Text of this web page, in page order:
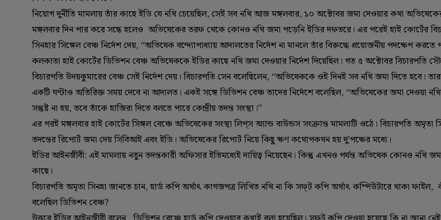
নিয়োগ দুর্নীতি মামলায় তাঁর কাছে ইডি যে নথি চেয়েছিল, সেই সব নথি আজ মঙ্গলবার, ১০ অক্টোবর জমা দেওয়ার কথা
মঙ্গলবার দিন পার করে সন্ধে হলেও অভিষেকের তরফ থেকে কোনও নথি জমা পড়েনি ইডির দফতরে। এর পরেই হাই কোর্টের
সিনহার সিঙ্গেল বেঞ্চ নির্দেশ দেয়, ‘‘অভিষেক বন্দ্যোপাধ্যায় আদালতের নির্দেশ না মানলে তাঁর বিরুদ্ধে প্রয়োজনীয় পদক্ষেপ করতে
কলকাতা হাই কোর্টের ডিভিশন বেঞ্চ অভিষেককে ইডির কাছে নথি জমা দেওয়ার নির্দেশ দিয়েছিল। গত ৫ অক্টোবর বিচারপতি
বিচারপতি উদয়কুমারের বেঞ্চ সেই নির্দেশ দেয়। বিচারপতি সেন বলেছিলেন, ‘‘অভিষেককে ওই দিনই সব নথি জমা দিতে হবে।
একটি ঘণ্টাও অতিরিক্ত সময় দেবে না আদালত। একই সঙ্গে ডিভিশন বেঞ্চ তাদের নির্দেশে বলেছিল, ‘‘অভিষেকের জমা দেওয়া
সন্তুষ্ট না হয়, তবে তাঁকে হাজিরা দিতে বলতে পারে কেন্দ্রীয় তদন্ত সংস্থা।’’
এর পরই মঙ্গলবার হাই কোর্টের সিঙ্গল বেঞ্চে অভিষেকের সংস্থা লিপ্‌স অ্যান্ড বাউন্ডস সংক্রান্ত মামলাটি ওঠে। বিচারপতি অমৃতা
তদন্তের রিপোর্ট জমা দেয় সিবিআই এবং ইডি। অভিষেকের রিপোর্ট নিয়ে কিছু ক্ষণ কথোপকথন হয় দু’পক্ষের মধ্যে।
ইডির আইনজীবী: এই মামলায় নতুন তদন্তকারী অফিসার ইতিমধ্যেই দায়িত্ব নিয়েছেন। কিন্তু এখনও পর্যন্ত অভিষেক কোনও নথি
কাছে।
বিচারপতি অমৃতা সিনহা জানতে চান, হার্ড কপি অর্থাৎ কাগজপত্র লিখিত নথি না কি সফ্‌ট কপি অর্থাৎ কম্পিউটারে থাকা ফাইল,
বলেছিল ডিভিশন বেঞ্চ?